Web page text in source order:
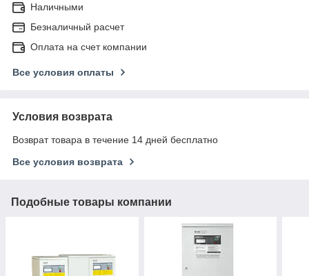
Наличными
Безналичный расчет
Оплата на счет компании
Все условия оплаты
Условия возврата
Возврат товара в течение 14 дней бесплатно
Все условия возврата
Подобные товары компании